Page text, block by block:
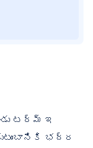
టర్మ్ ఇ
భద్ర